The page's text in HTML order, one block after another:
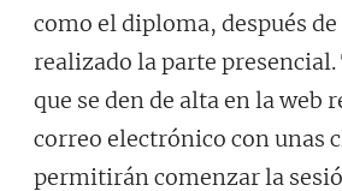
como el diploma, después
realizado la parte presencial.
que se den de alta en la web
correo electrónico con unas
permitirán comenzar la